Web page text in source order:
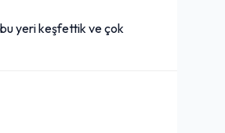
bu yeri keşfettik ve çok